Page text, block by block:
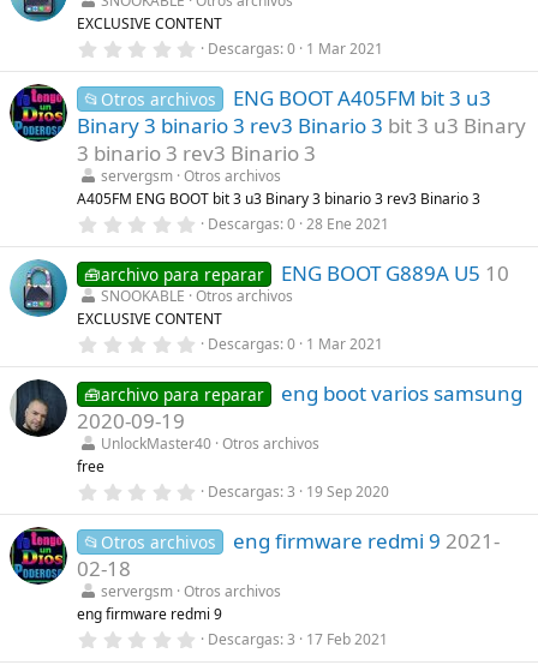
(
s
s
t
r
l
l
a
(
s
)
EXCLUSIVE CONTENT
0
0
e
s
t
r
e
l
a
(
s
)
Descargas 0 1 Mar 2021
📂Otros archivos
ENG BOOT A405FM bit 3 u3
Binary 3 binario 3 rev3 Binario 3 bit 3 u3 Binary
3 binario 3 rev3 Binario 3
servergsm Otros archivos
A405FM ENG BOOT bit 3 u3 Binary 3 binario 3 rev3 Binario 3
0
0
e
s
t
r
l
l
a
s
Descargas 0 28 Ene 2021
🧰archivo para reparar ENG BOOT G889A U5 10
SNOOKABLE
Otros archivos
EXCLUSIVE CONTENT
0
0
e
t
l
a
(
s
Descargas 0 1 Mar 2021
🧰archivo para reparar
eng boot varios samsung
2020-09-19
UnlockMaster40 Otros archivos
free
0
0
e
t
r
e
l
Descargas 3 19 Sep 2020
📂Otros archivos eng firmware redmi 9 2021-
02-18
servergsm Otros archivos
eng firmware redmi 9
0 Descargas 3 17 Feb 2021